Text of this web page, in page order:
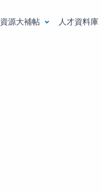
資源大補帖 人才資料庫